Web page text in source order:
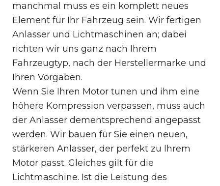
manchmal muss es ein komplett neues
Element für Ihr Fahrzeug sein. Wir fertigen
Anlasser und Lichtmaschinen an; dabei
richten wir uns ganz nach Ihrem
Fahrzeugtyp, nach der Herstellermarke und
Ihren Vorgaben.
Wenn Sie Ihren Motor tunen und ihm eine
höhere Kompression verpassen, muss auch
der Anlasser dementsprechend angepasst
werden. Wir bauen für Sie einen neuen,
stärkeren Anlasser, der perfekt zu Ihrem
Motor passt. Gleiches gilt für die
Lichtmaschine. Ist die Leistung des